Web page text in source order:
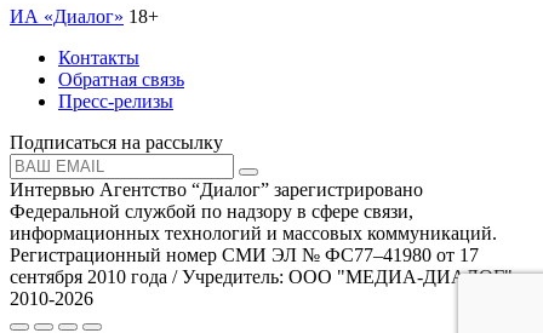
ИА «Диалог» 18+
Контакты
Обратная связь
Пресс-релизы
Подписаться на рассылку
Интервью Агентство “Диалог” зарегистрировано
Федеральной службой по надзору в сфере связи,
информационных технологий и массовых коммуникаций.
Регистрационный номер СМИ ЭЛ № ФС77–41980 от 17
сентября 2010 года / Учредитель: ООО "МЕДИА-ДИАЛОГ"
2010-2026